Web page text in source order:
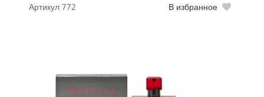
Артикул 772 В избранное